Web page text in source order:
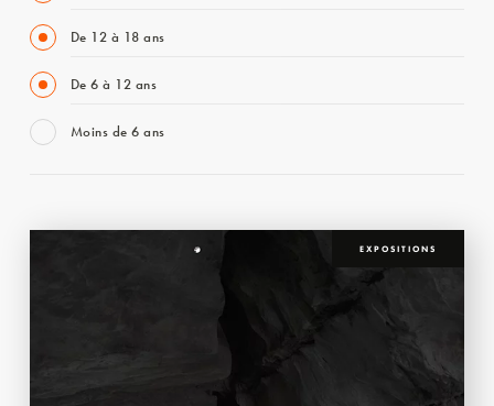
De 12 à 18 ans
De 6 à 12 ans
Moins de 6 ans
EXPOSITIONS